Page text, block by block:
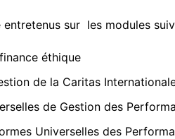
sur les modules
éthique
de la Caritas
de Gestion des
Universelles des